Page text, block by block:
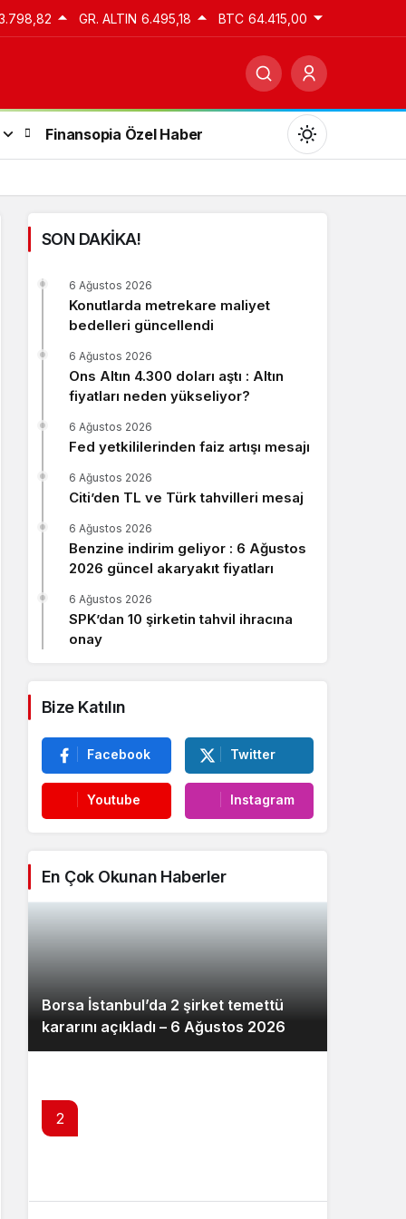
GR. ALTIN 6.495,18 BTC 64.415,00
Finansopia Özel Haber
Gündüz modunu seçin.
Gece Modu
Gece modunu seçin.
Sistem Modu
Sistem modunu seçin.
SON DAKİKA!
Konutlarda metrekare maliyet
bedelleri güncellendi
6 Ağustos 2026
Ons Altın 4.300 doları aştı : Altın
fiyatları neden yükseliyor?
6 Ağustos 2026
Fed yetkililerinden faiz artışı mesajı
6 Ağustos 2026
Citi’den TL ve Türk tahvilleri mesaj
6 Ağustos 2026
Benzine indirim geliyor : 6 Ağustos
2026 güncel akaryakıt fiyatları
6 Ağustos 2026
SPK’dan 10 şirketin tahvil ihracına
onay
6 Ağustos 2026
Bize Katılın
Facebook Twitter
Youtube Instagram
En Çok Okunan Haberler
Borsa İstanbul’da 2 şirket temettü
kararını açıkladı – 6 Ağustos 2026
2